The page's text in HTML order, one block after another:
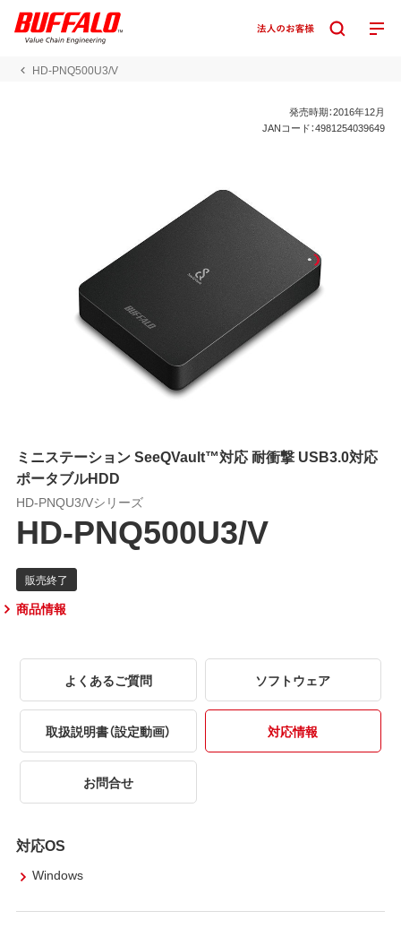
HD-PNQ500U3/V
発売時期：2016年12月
JANコード：4981254039649
ミニステーション SeeQVault™対応 耐衝撃 USB3.0対応
ポータブルHDD
HD-PNQU3/Vシリーズ
HD-PNQ500U3/V
商品情報
よくあるご質問 ソフトウェア
取扱説明書（設定動画） 対応情報
お問合せ
対応OS
Windows